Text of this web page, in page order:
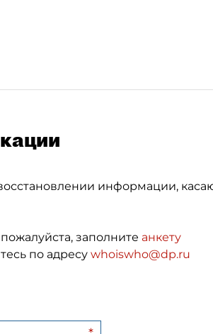
информации,
заполните анкету
по адресу whoiswho@dp.ru